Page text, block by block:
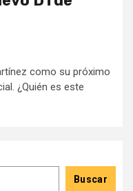
como su próximo
¿Quién es este
Buscar